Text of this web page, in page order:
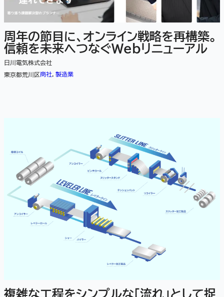
周年の節目に、オンライン戦略を再構築。
信頼を未来へつなぐWebリニューアル
日川電気株式会社
東京都荒川区商社 製造業
複雑な工程をシンプルな「流れ」として捉